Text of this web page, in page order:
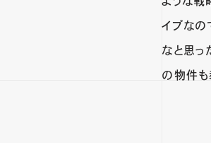
イプなの
なと思っ
の物件も